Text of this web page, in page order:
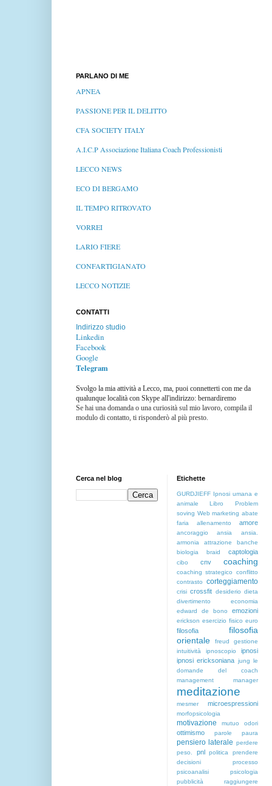
PARLANO DI ME
APNEA
PASSIONE PER IL DELITTO
CFA SOCIETY ITALY
A.I.C.P Associazione Italiana Coach Professionisti
LECCO NEWS
ECO DI BERGAMO
IL TEMPO RITROVATO
VORREI
LARIO FIERE
CONFARTIGIANATO
LECCO NOTIZIE
CONTATTI
Indirizzo studio
Linkedin
Facebook
Google
Telegram
Svolgo la mia attività a Lecco, ma, puoi connetterti con me da
qualunque località con Skype all'indirizzo: bernardiremo
Se hai una domanda o una curiosità sul mio lavoro, compila il
modulo di contatto, ti risponderò al più presto.
Cerca nel blog Etichette
GURDJIEFF Ipnosi umana e
animale
Libro
Problem
soving Web marketing abate
faria
allenamento amore
ancoraggio ansia
ansia.
armonia
attrazione
banche
biologia
braid captologia
cibo cnv coaching
coaching strategico
conflitto
contrasto
corteggiamento
crisi crossfit desiderio dieta
divertimento
economia
edward de bono
emozioni
erickson esercizio fisico euro
filosofia
filosofia
orientale
freud
gestione
intuitività
ipnoscopio
ipnosi
ipnosi ericksoniana jung le
domande del coach
management
manager
meditazione
mesmer microespressioni
morfopsicologia
motivazione mutuo odori
ottimismo parole paura
pensiero laterale perdere
peso.
pnl politica
prendere
decisioni
processo
psicoanalisi
psicologia
pubblicità
raggiungere